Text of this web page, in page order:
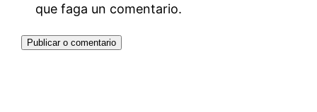
que faga un comentario.